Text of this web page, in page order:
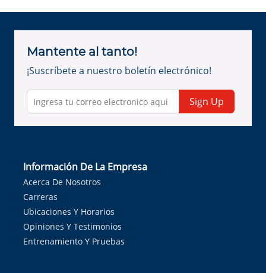
Mantente al tanto!
¡Suscríbete a nuestro boletín electrónico!
Sign Up
Información De La Empresa
Acerca De Nosotros
Carreras
Ubicaciones Y Horarios
Opiniones Y Testimonios
Entrenamiento Y Pruebas